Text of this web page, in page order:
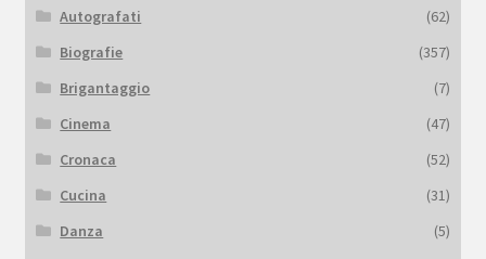
Autografati
(62)
Biografie
(357)
Brigantaggio
(7)
Cinema
(47)
Cronaca
(52)
Cucina
(31)
Danza
(5)